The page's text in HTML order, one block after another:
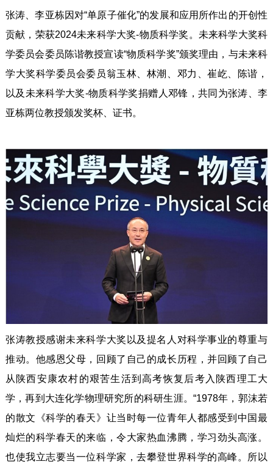
张涛、李亚栋因对“单原子催化”的发展和应用所作出的开创性
贡献，荣获2024未来科学大奖-物质科学奖。未来科学大奖科
学委员会委员陈谐教授宣读“物质科学奖”颁奖理由，与未来科
学大奖科学委员会委员翁玉林、林潮、邓力、崔屹、陈谐，
以及未来科学大奖-物质科学奖捐赠人邓锋，共同为张涛、李
亚栋两位教授颁发奖杯、证书。
张涛教授感谢未来科学大奖以及提名人对科学事业的尊重与
推动。他感恩父母，回顾了自己的成长历程，并回顾了自己
从陕西安康农村的艰苦生活到高考恢复后考入陕西理工大
学，再到大连化学物理研究所的科研生涯。“1978年，郭沫若
的散文《科学的春天》让当时每一位青年人都感受到中国最
灿烂的科学春天的来临，令大家热血沸腾，学习劲头高涨。
也使我立志要当一位科学家，去攀登世界科学的高峰。所以